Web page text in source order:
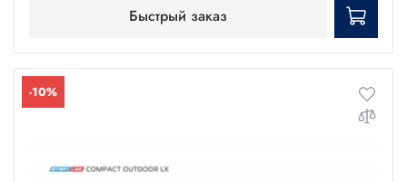
Быстрый заказ
-10%